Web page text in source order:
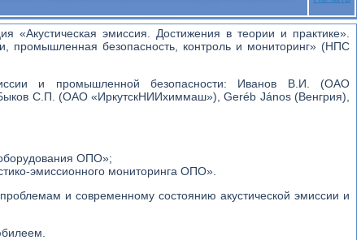
эмиссия. Достижения в теории и практике».
промышленная безопасность, контроль и мониторинг» (НПС
и промышленной безопасности: Иванов В.И. (ОАО
С.П. (ОАО «ИркутскНИИхиммаш»), Geréb János (Венгрия),
ОПО»;
эмиссионного мониторинга ОПО».
и современному состоянию акустической эмиссии и